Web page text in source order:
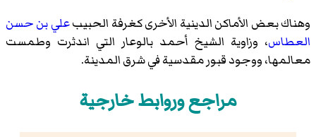
وهناك بعض الأماكن الدينية الأخرى كغرفة الحبيبعلي بن حسن
العطاس، وزاوية الشيخ أحمد بالوعار التي اندثرت وطمست
معالمها، ووجود قبور مقدسية في شرق المدينة.
مراجع وروابط خارجية